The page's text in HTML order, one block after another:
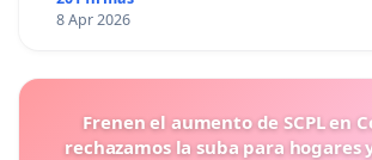
8 Apr 2026
Frenen el aumento de SCPL en
rechazamos la suba para hogares